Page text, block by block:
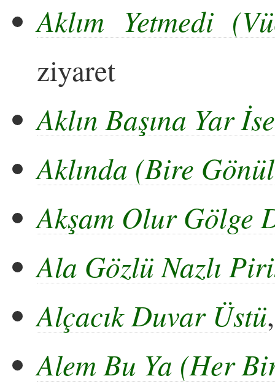
Aklım Yetmedi
ziyaret
Aklın Başına Yar İse
Aklında (Bire
Akşam Olur Gölge
Ala Gözlü Nazlı
Alçacık Duvar Üstü
Alem Bu Ya (Her